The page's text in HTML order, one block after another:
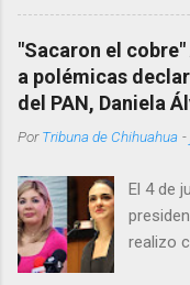
se
un
"Sacaron el
a polémicas
del PAN, Daniela
PorTribuna de Chihuahua -
El 4 de
realizo